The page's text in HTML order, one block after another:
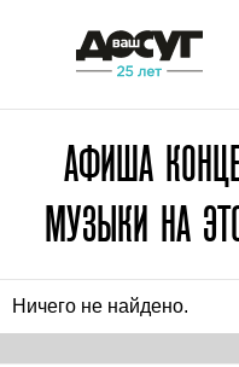
АФИША
МУЗЫКИ НА
Ничего не найдено.